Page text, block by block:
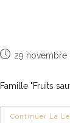
29 novembre
Famille "Fruits
Continuer La